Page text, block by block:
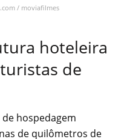
/ moviafilmes
hoteleira
de
hospedagem
de quilômetros de